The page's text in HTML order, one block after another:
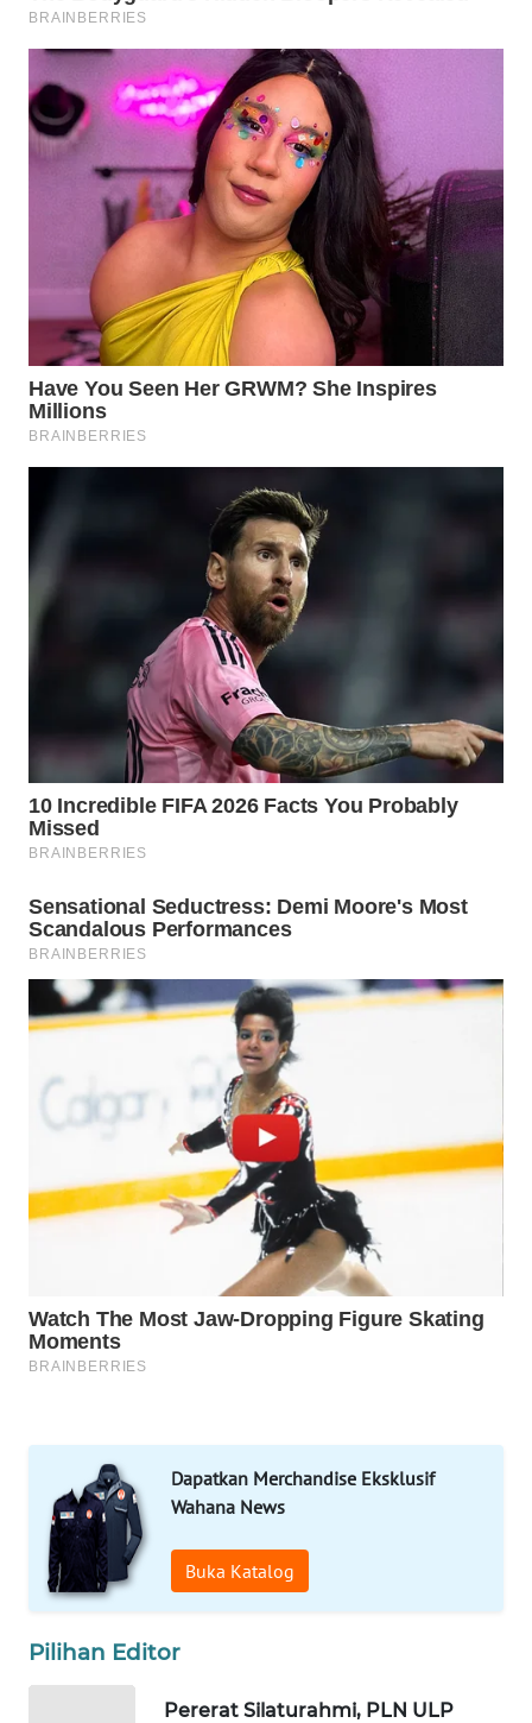
Dapatkan Merchandise Eksklusif
Wahana News
Buka Katalog
Pilihan Editor
Pererat Silaturahmi, PLN ULP
WAHANA
KONSUMEN
WAHANA
LISTRIK
WAHANA
WAHANA
TV
WAHANANEWS
ID
WAHANANEWS
UMKM
WAHANA
SELEB
WAHANA
PERSONA
WAHANA
OTOMOTIF
WAHANA
HEALTH
DESA
WISATA
WAHANA
Wahana
LISTRIK
MASYARAKAT
KELISTRIKAN
ID